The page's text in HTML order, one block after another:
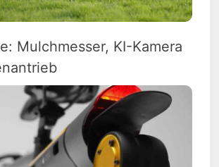
Mulchmesser, KI-Kamera